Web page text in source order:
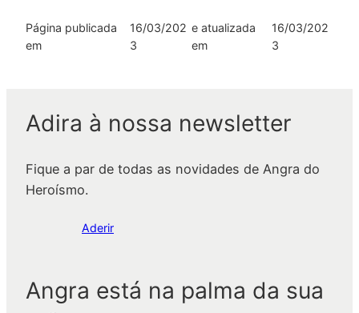
Página publicada
em
16/03/202
3
e atualizada
em
16/03/202
3
Adira à nossa newsletter
Fique a par de todas as novidades de Angra do
Heroísmo.
Aderir
Angra está na palma da sua